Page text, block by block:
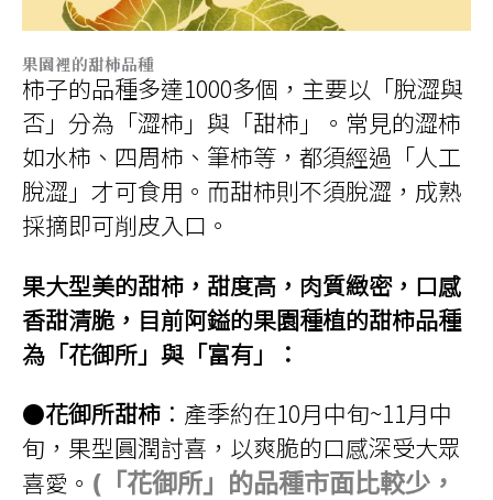
果園裡的甜柿品種
柿子的品種多達1000多個，主要以「脫澀與
否」分為「澀柿」與「甜柿」。常見的澀柿
如水柿、四周柿、筆柿等，都須經過「人工
脫澀」才可食用。而甜柿則不須脫澀，成熟
採摘即可削皮入口。
果大型美的甜柿，甜度高，肉質緻密，口感
香甜清脆，目前阿鎰的果園種植的甜柿品種
為「花御所」與「富有」：
●花御所甜柿 ：產季約在10月中旬~11月中
旬，果型圓潤討喜，以爽脆的口感深受大眾
喜愛。 (「花御所」的品種市面比較少，